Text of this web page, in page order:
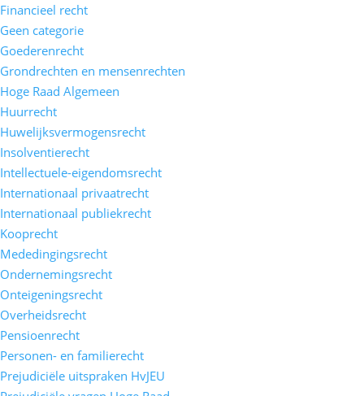
Financieel recht
Geen categorie
Goederenrecht
Grondrechten en mensenrechten
Hoge Raad Algemeen
Huurrecht
Huwelijksvermogensrecht
Insolventierecht
Intellectuele-eigendomsrecht
Internationaal privaatrecht
Internationaal publiekrecht
Kooprecht
Mededingingsrecht
Ondernemingsrecht
Onteigeningsrecht
Overheidsrecht
Pensioenrecht
Personen- en familierecht
Prejudiciële uitspraken HvJEU